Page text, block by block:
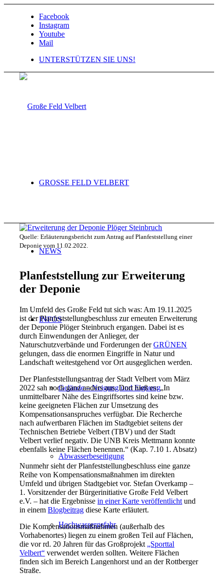
Facebook
Instagram
Youtube
Mail
UNTERSTÜTZEN SIE UNS!
GROSSE FELD VELBERT
NEWS
INFOS
Gelände – Neigung und Eignung
Abwasserbeseitigung
Hochwassergefahr
Quelle: Erläuterungsbericht zum Antrag auf Planfeststellung einer
Deponie vom 11.02.2022.
Planfeststellung zur Erweiterung
der Deponie
Im Umfeld des Große Feld tut sich was: Am 19.11.2025
ist der Planfeststellungbeschluss zur erneuten Erweiterung
der Deponie Plöger Steinbruch ergangen. Dabei ist es
durch Einwendungen der Anlieger, der
Naturschutzverbände und Forderungen derGRÜNEN
gelungen, dass die enormen Eingriffe in Natur und
Landschaft weitestgehend vor Ort ausgeglichen werden.
Der Planfeststellungsantrag der Stadt Velbert vom März
2022 sah noch ganz anders aus. Dort hieß es: „In
unmittelbarer Nähe des Eingriffsortes sind keine bzw.
keine geeigneten Flächen zur Umsetzung des
Kompensationsanspruches verfügbar. Die Recherche
nach aufwertbaren Flächen im Stadtgebiet seitens der
Technischen Betriebe Velbert (TBV) und der Stadt
Velbert verlief negativ. Die UNB Kreis Mettmann konnte
ebenfalls keine Flächen benennen.“ (Kap. 7.10 1. Absatz)
Nunmehr sieht der Planfeststellungbeschluss eine ganze
Reihe von Kompensationsmaßnahmen im direkten
Umfeld und übrigen Stadtgebiet vor. Stefan Overkamp –
1. Vorsitzender der Bürgerinitiative Große Feld Velbert
e.V. – hat die Ergebnissein einer Karte veröffentlicht und
in einemBlogbeitrag diese Karte erläutert.
Die Kompensationsmaßnahmen (außerhalb des
Vorhabenortes) liegen zu einem großen Teil auf Flächen,
die vor rd. 20 Jahren für das Großprojekt „Sporttal
Velbert“ verwendet werden sollten. Weitere Flächen
finden sich im Bereich Langenhorst und an der Rottberger
Straße.